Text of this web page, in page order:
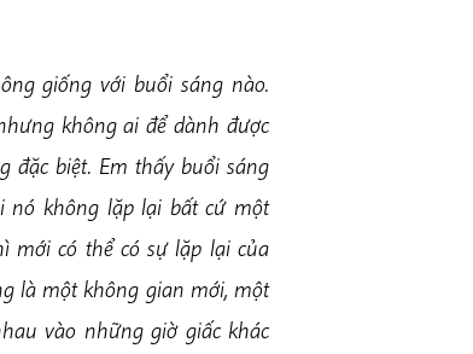
giống với buổi sáng nào.
không ai để dành được
đặc biệt. Em thấy buổi sáng
nó không lặp lại bất cứ một
mới có thể có sự lặp lại của
là một không gian mới, một
vào những giờ giấc khác